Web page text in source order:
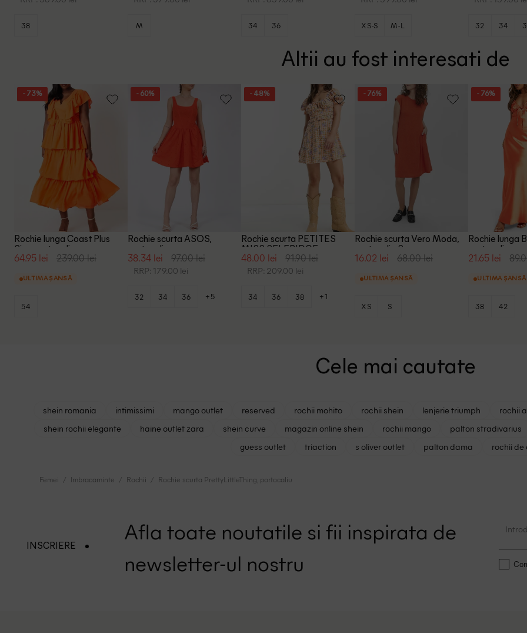
38 M 34 36 XS-S M-L 32 34
Altii au fost interesati de
- 73%
Rochie lunga Coast Plus
Size, portocaliu
64.95 lei 239.00 lei
ULTIMA ȘANSĂ
54
- 60%
Rochie scurta ASOS,
portocaliu
38.34 lei 97.00 lei
RRP: 179.00 lei
32 34 36 +5
- 48%
Rochie scurta PETITES
MISS SELFRIDGE,
portocaliu
48.00 lei 91.90 lei
RRP: 209.00 lei
34 36 38 +1
- 76%
Rochie scurta Vero Moda,
portocaliu, S
16.02 lei 68.00 lei
ULTIMA ȘANSĂ
XS S
- 76%
Rochie lunga
portocaliu
21.65 lei
ULTIMA ȘANSĂ
38 42
Cele mai cautate
shein romania intimissimi mango outlet reserved rochii mohito rochii shein lenjerie triumph rochii
shein rochii elegante
haine outlet zara shein curve magazin online shein rochii mango palton stradivarius
guess outlet
triaction s oliver outlet palton dama rochii de
Femei Imbracaminte Rochii Rochie scurta PrettyLittleThing, portocaliu
INSCRIERE
Afla toate noutatile si fii inspirata de
newsletter-ul nostru